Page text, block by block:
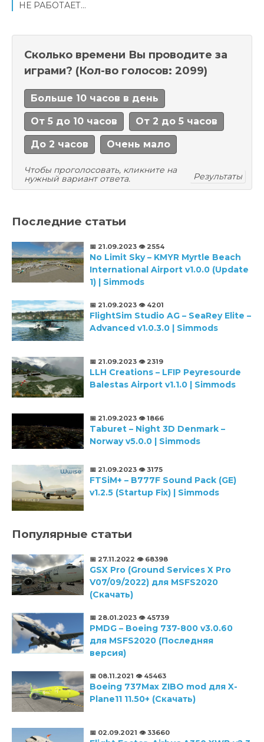
НЕ РАБОТАЕТ...
Сколько времени Вы проводите за
играми? (Кол-во голосов: 2099)
Больше 10 часов в день
От 5 до 10 часов От 2 до 5 часов
До 2 часов Очень мало
Чтобы проголосовать, кликните на
нужный вариант ответа.
Результаты
Последние статьи
📅 21.09.2023 👁️ 2554
No Limit Sky – KMYR Myrtle Beach
International Airport v1.0.0 (Update
1) | Simmods
📅 21.09.2023 👁️ 4201
FlightSim Studio AG – SeaRey Elite –
Advanced v1.0.3.0 | Simmods
📅 21.09.2023 👁️ 2319
LLH Creations – LFIP Peyresourde
Balestas Airport v1.1.0 | Simmods
📅 21.09.2023 👁️ 1866
Taburet – Night 3D Denmark –
Norway v5.0.0 | Simmods
📅 21.09.2023 👁️ 3175
FTSiM+ – B777F Sound Pack (GE)
v1.2.5 (Startup Fix) | Simmods
Популярные статьи
📅 27.11.2022 👁️ 68398
GSX Pro (Ground Services X Pro
V07/09/2022) для MSFS2020
(Скачать)
📅 28.01.2023 👁️ 45739
PMDG – Boeing 737-800 v3.0.60
для MSFS2020 (Последняя
версия)
📅 08.11.2021 👁️ 45463
Boeing 737Max ZIBO mod для X-
Plane11 11.50+ (Скачать)
📅 02.09.2021 👁️ 33660